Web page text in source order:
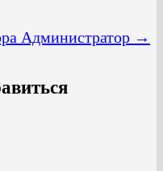
Администратор →